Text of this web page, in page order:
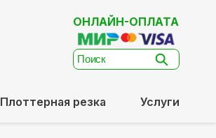
ОНЛАЙН-ОПЛАТА
Плоттерная резка Услуги